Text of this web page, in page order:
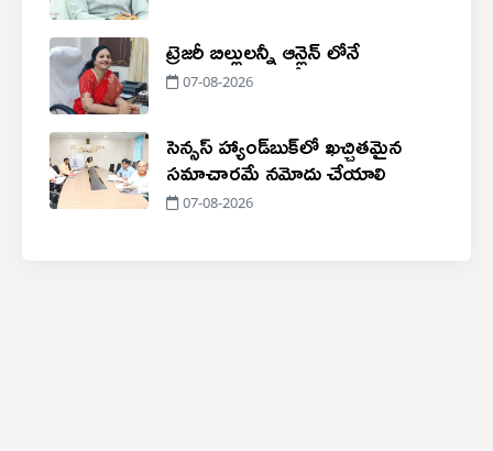
ట్రెజరీ బిల్లులన్నీ ఆన్లైన్ లోనే
07-08-2026
సెన్సస్ హ్యాండ్‌బుక్‌లో ఖచ్చితమైన
సమాచారమే నమోదు చేయాలి
07-08-2026